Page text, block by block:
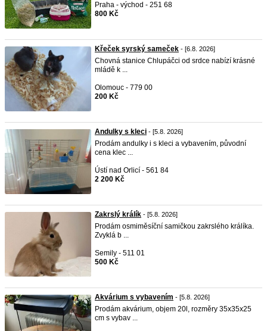
Praha - východ - 251 68
800 Kč
Křeček syrský sameček - [6.8. 2026]
Chovná stanice Chlupáčci od srdce nabízí krásné
mládě k ...
Olomouc - 779 00
200 Kč
Andulky s kleci - [5.8. 2026]
Prodám andulky i s kleci a vybavením, původní
cena klec ...
Ústí nad Orlicí - 561 84
2 200 Kč
Zakrslý králík - [5.8. 2026]
Prodám osmiměsíční samičkou zakrslého králíka.
Zvyklá b ...
Semily - 511 01
500 Kč
Akvárium s vybavením - [5.8. 2026]
Prodám akvárium, objem 20l, rozměry 35x35x25
cm s vybav ...